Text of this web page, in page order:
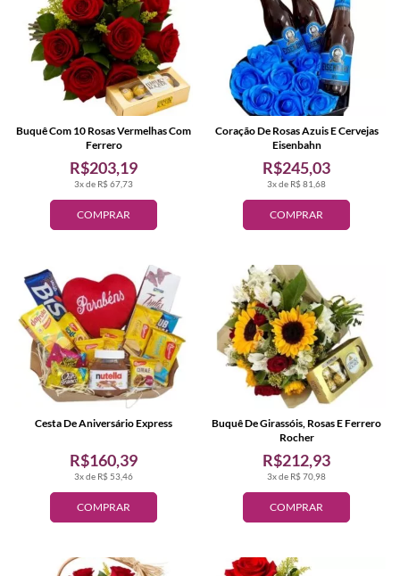
COMPRAR
3x de R$ 67,73
R$203,19
Buquê Com 10 Rosas Vermelhas Com
Ferrero
COMPRAR
3x de R$ 81,68
R$245,03
Coração De Rosas Azuis E Cervejas
Eisenbahn
COMPRAR
3x de R$ 53,46
R$160,39
Cesta De Aniversário Express
COMPRAR
3x de R$ 70,98
R$212,93
Buquê De Girassóis, Rosas E Ferrero
Rocher